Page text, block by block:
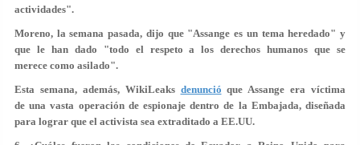
actividades".
Moreno, la semana pasada, dijo que "Assange es un tema heredado" y
que le han dado "todo el respeto a los derechos humanos que se
merece como asilado".
Esta semana, además, WikiLeaks denunció que Assange era víctima
de una vasta operación de espionaje dentro de la Embajada, diseñada
para lograr que el activista sea extraditado a EE.UU.